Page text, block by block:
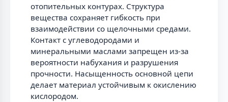
отопительных контурах. Структура
вещества сохраняет гибкость при
взаимодействии со щелочными средами.
Контакт с углеводородами и
минеральными маслами запрещен из-за
вероятности набухания и разрушения
прочности. Насыщенность основной цепи
делает материал устойчивым к окислению
кислородом.